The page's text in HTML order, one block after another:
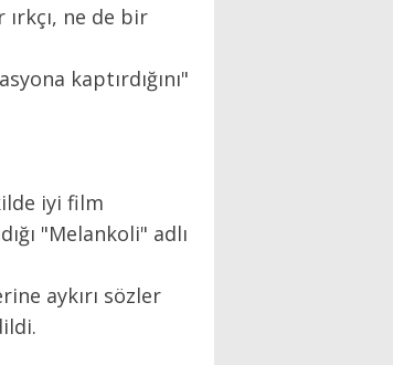
ne de bir
kaptırdığını"
iyi film
"Melankoli" adlı
aykırı sözler